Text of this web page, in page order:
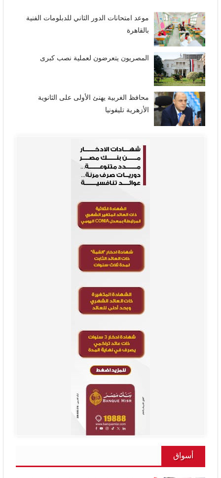
موعد امتحانات الدور الثاني للدبلومات الفنية
بالقاهرة
المصريون يتعرضون لعملية نصب كبرى
محافظ الغربية يهنئ الأولى على الثانوية
الأزهرية تليفونيا
أسواق